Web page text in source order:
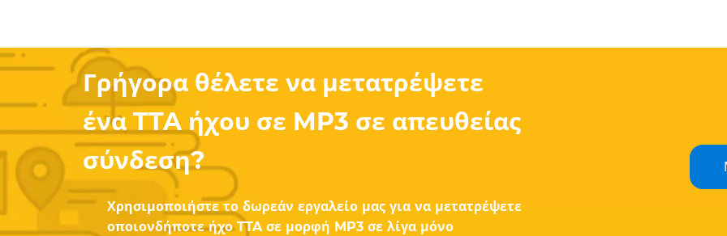
Γρήγορα θέλετε να μετατρέψετε
ένα TTA ήχου σε MP3 σε απευθείας
σύνδεση?
Χρησιμοποιήστε το δωρεάν εργαλείο μας για να μετατρέψετε
οποιονδήποτε ήχο TTA σε μορφή MP3 σε λίγα μόνο